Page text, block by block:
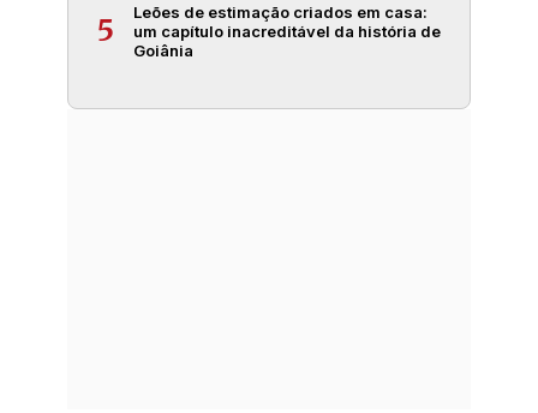
5
Leões de estimação criados em casa:
um capítulo inacreditável da história de
Goiânia